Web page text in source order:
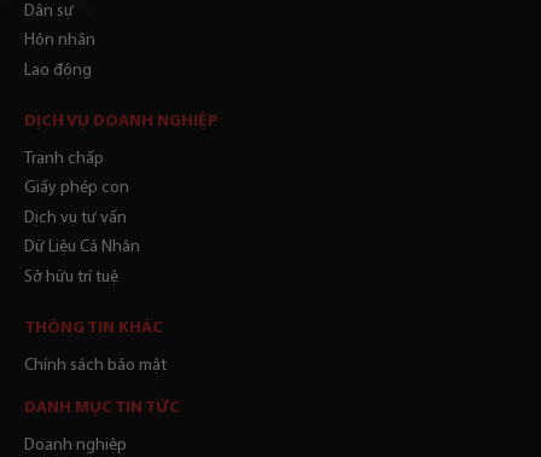
Dân sự
Hôn nhân
Lao động
DỊCH VỤ DOANH NGHIỆP
Tranh chấp
Giấy phép con
Dịch vụ tư vấn
Dữ Liệu Cá Nhân
Sở hữu trí tuệ
THÔNG TIN KHÁC
Chính sách bảo mật
DANH MỤC TIN TỨC
Doanh nghiệp